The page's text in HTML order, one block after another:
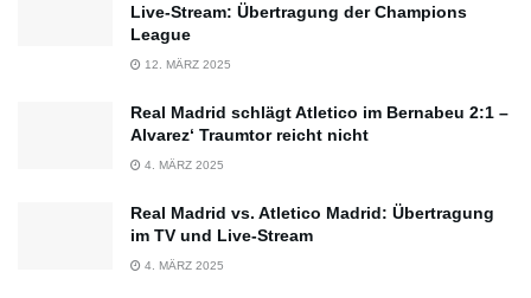
Live-Stream: Übertragung der Champions
League
12. MÄRZ 2025
Real Madrid schlägt Atletico im Bernabeu 2:1 –
Alvarez‘ Traumtor reicht nicht
4. MÄRZ 2025
Real Madrid vs. Atletico Madrid: Übertragung
im TV und Live-Stream
4. MÄRZ 2025